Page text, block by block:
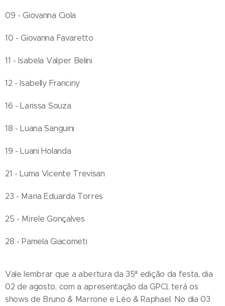
09 - Giovanna Ciola
10 - Giovanna Favaretto
11 - Isabela Valper Belini
12 - Isabelly Franciny
16 - Larissa Souza
18 - Luana Sanguini
19 - Luani Holanda
21 - Luma Vicente Trevisan
23 - Maria Eduarda Torres
25 - Mirele Gonçalves
28 - Pamela Giacometi
Vale lembrar que a abertura da 35ª edição da festa, dia
02 de agosto, com a apresentação da GPCI, terá os
shows de Bruno & Marrone e Léo & Raphael. No dia 03